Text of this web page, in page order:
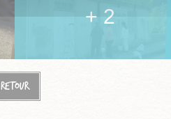
+ 2
Retour